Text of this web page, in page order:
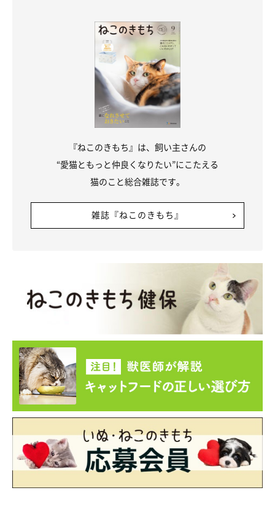
『ねこのきもち』は、飼い主さんの
“愛猫ともっと仲良くなりたい”にこたえる
猫のこと総合雑誌です。
雑誌『ねこのきもち』